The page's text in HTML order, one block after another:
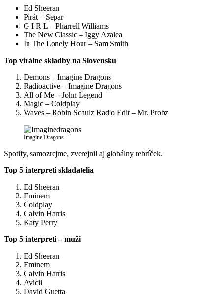
Ed Sheeran
Pirát – Separ
G I R L – Pharrell Williams
The New Classic – Iggy Azalea
In The Lonely Hour – Sam Smith
Top virálne skladby na Slovensku
Demons – Imagine Dragons
Radioactive – Imagine Dragons
All of Me – John Legend
Magic – Coldplay
Waves – Robin Schulz Radio Edit – Mr. Probz
Imagine Dragons
Spotify, samozrejme, zverejnil aj globálny rebríček.
Top 5 interpreti skladatelia
Ed Sheeran
Eminem
Coldplay
Calvin Harris
Katy Perry
Top 5 interpreti – muži
Ed Sheeran
Eminem
Calvin Harris
Avicii
David Guetta